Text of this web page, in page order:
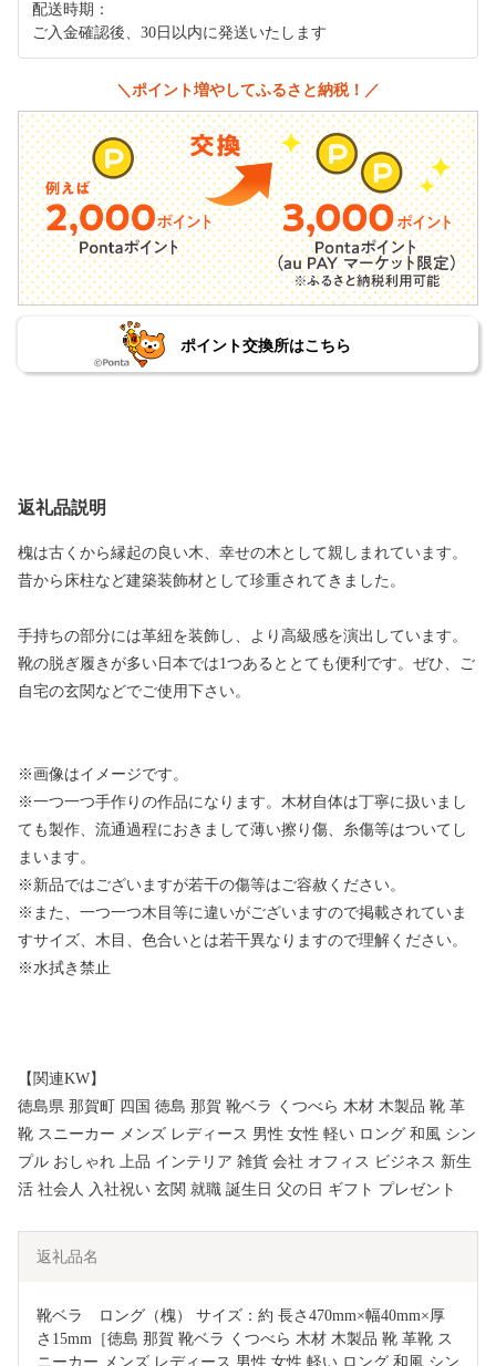
配送時期：
ご入金確認後、30日以内に発送いたします
＼ポイント増やしてふるさと納税！／
ポイント交換所はこちら
返礼品説明
槐は古くから縁起の良い木、幸せの木として親しまれています。
昔から床柱など建築装飾材として珍重されてきました。
手持ちの部分には革紐を装飾し、より高級感を演出しています。
靴の脱ぎ履きが多い日本では1つあるととても便利です。ぜひ、ご
自宅の玄関などでご使用下さい。
※画像はイメージです。
※一つ一つ手作りの作品になります。木材自体は丁寧に扱いまし
ても製作、流通過程におきまして薄い擦り傷、糸傷等はついてし
まいます。
※新品ではございますが若干の傷等はご容赦ください。
※また、一つ一つ木目等に違いがございますので掲載されていま
すサイズ、木目、色合いとは若干異なりますので理解ください。
※水拭き禁止
【関連KW】
徳島県 那賀町 四国 徳島 那賀 靴ベラ くつべら 木材 木製品 靴 革
靴 スニーカー メンズ レディース 男性 女性 軽い ロング 和風 シン
プル おしゃれ 上品 インテリア 雑貨 会社 オフィス ビジネス 新生
活 社会人 入社祝い 玄関 就職 誕生日 父の日 ギフト プレゼント
返礼品名
靴ベラ　ロング（槐） サイズ：約 長さ470mm×幅40mm×厚
さ15mm［徳島 那賀 靴ベラ くつべら 木材 木製品 靴 革靴 ス
ニーカー メンズ レディース 男性 女性 軽い ロング 和風 シン